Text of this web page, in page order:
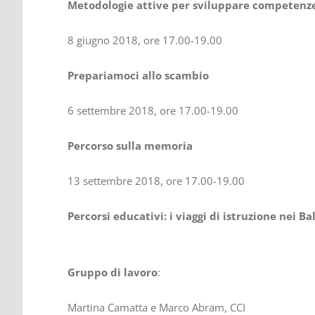
Metodologie attive per sviluppare
8 giugno 2018, ore 17.00-19.00
Prepariamoci allo scambio
6 settembre 2018, ore 17.00-19.00
Percorso sulla memoria
13 settembre 2018, ore 17.00-19.00
Percorsi educativi: i viaggi di istruzione nei
Gruppo di lavoro:
Martina Camatta e Marco Abram, CCI